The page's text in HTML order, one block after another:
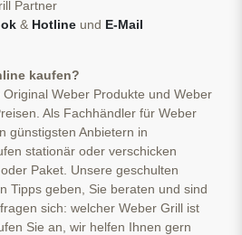
Partner
& Hotline und E-Mail
kaufen?
Weber Produkte und Weber
Als Fachhändler für Weber
günstigsten Anbietern in
stationär oder verschicken
Paket. Unsere geschulten
Tipps geben, Sie beraten und sind
sich: welcher Weber Grill ist
Sie an, wir helfen Ihnen gern